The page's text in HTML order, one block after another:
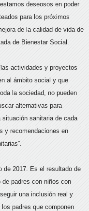
deseosos en poder
para los próximos
de la calidad de vida de
de Bienestar Social.
actividades y proyectos
al ámbito social y que
la sociedad, no pueden
alternativas para
situación sanitaria de cada
y recomendaciones en
de 2017. Es el resultado de
de padres con niños con
una inclusión real y
padres que componen